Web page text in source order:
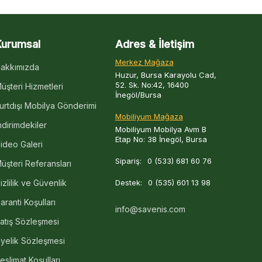
Hizmetleri
Mobilya Gönderimi
Galeri
Referansları
ve Güvenlik
Koşulları
Sözleşmesi
Sözleşmesi
Koşulları
Adres & İletişim
Merkez Mağaza
Huzur, Bursa Karayolu Cad,
52. Sk. No:42, 16400
İnegöl/Bursa
Mobiliyum Mağaza
Mobiliyum Mobilya Avm B
Etap No: 38 İnegöl, Bursa
Sipariş: 0 (533) 681 60 76
Destek: 0 (535) 601 13 98
info@savenis.com